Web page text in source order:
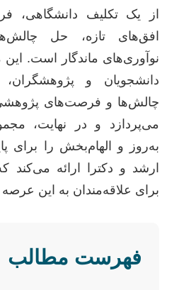
از یک تکلیف دانشگاهی،
افق‌های تازه، حل
نوآوری‌های ماندگار است. این
دانشجویان و
چالش‌ها و فرصت‌های
به‌روز و الهام‌بخش را برای
ارشد و دکترا ارائه می‌کند
برای علاقه‌مندان به این
فهرست مطالب